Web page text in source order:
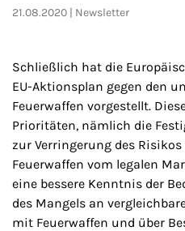
21.08.2020 Newsletter
Schließlich hat die
EU-Aktionsplan gegen den
Feuerwaffen vorgestellt.
Prioritäten, nämlich die
zur Verringerung des
Feuerwaffen vom legalen
eine bessere Kenntnis der
des Mangels an
mit Feuerwaffen und über